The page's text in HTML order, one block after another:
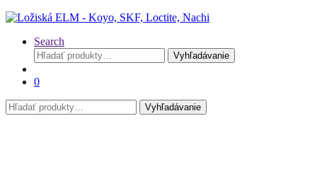
Search
Hľadať:
Vyhľadávanie
0
Hľadať:
Vyhľadávanie